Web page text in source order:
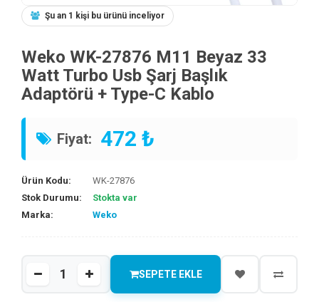
Şu an 1 kişi bu ürünü inceliyor
Weko WK-27876 M11 Beyaz 33
Watt Turbo Usb Şarj Başlık
Adaptörü + Type-C Kablo
Fiyat: 472 ₺
Ürün Kodu:
WK-27876
Stok Durumu:
Stokta var
Marka:
Weko
SEPETE EKLE